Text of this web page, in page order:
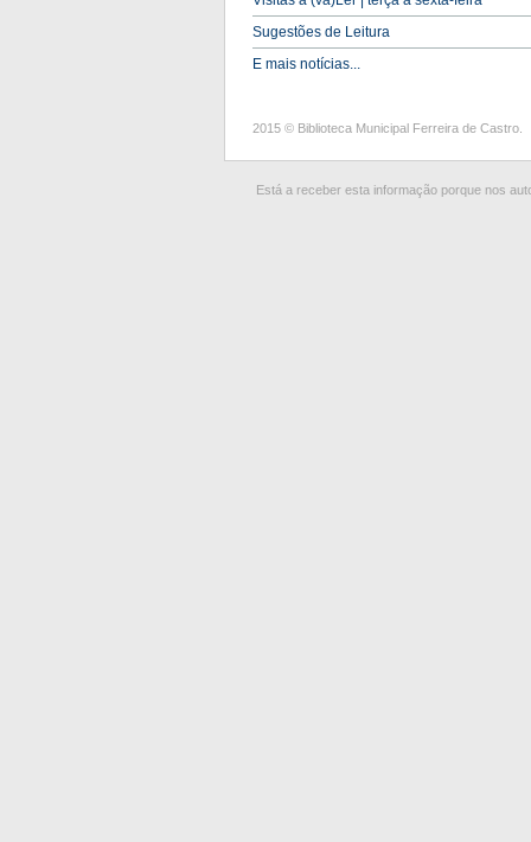
Sugestões de Leitura
E mais notícias...
2015 © Biblioteca Municipal Ferreira de Castro.
Está a receber esta informação porque nos